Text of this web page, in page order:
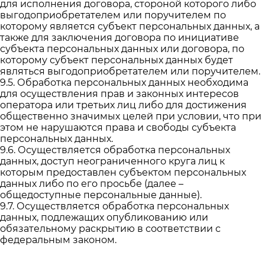
для исполнения договора, стороной которого либо
выгодоприобретателем или поручителем по
которому является субъект персональных данных, а
также для заключения договора по инициативе
субъекта персональных данных или договора, по
которому субъект персональных данных будет
являться выгодоприобретателем или поручителем.
9.5. Обработка персональных данных необходима
для осуществления прав и законных интересов
оператора или третьих лиц либо для достижения
общественно значимых целей при условии, что при
этом не нарушаются права и свободы субъекта
персональных данных.
9.6. Осуществляется обработка персональных
данных, доступ неограниченного круга лиц к
которым предоставлен субъектом персональных
данных либо по его просьбе (далее –
общедоступные персональные данные).
9.7. Осуществляется обработка персональных
данных, подлежащих опубликованию или
обязательному раскрытию в соответствии с
федеральным законом.